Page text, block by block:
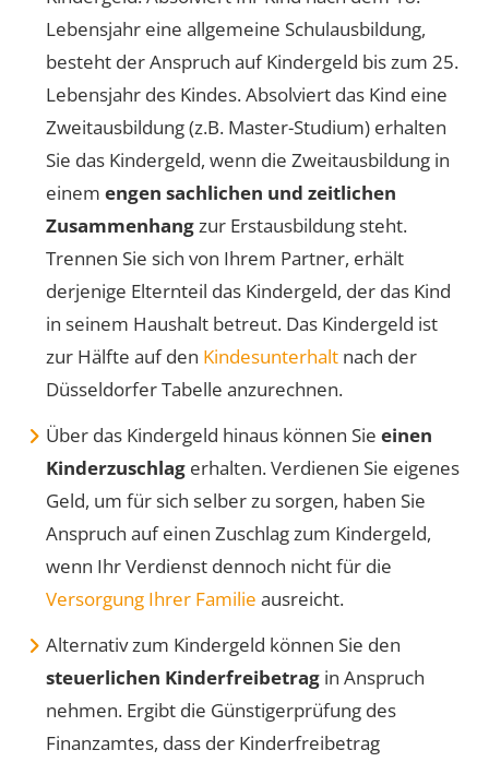
Lebensjahr eine allgemeine Schulausbildung,
besteht der Anspruch auf Kindergeld bis zum 25.
Lebensjahr des Kindes. Absolviert das Kind eine
Zweitausbildung (z.B. Master-Studium) erhalten
Sie das Kindergeld, wenn die Zweitausbildung in
einem engen sachlichen und zeitlichen
Zusammenhangzur Erstausbildung steht.
Trennen Sie sich von Ihrem Partner, erhält
derjenige Elternteil das Kindergeld, der das Kind
in seinem Haushalt betreut. Das Kindergeld ist
zur Hälfte auf den Kindesunterhalt nach der
Düsseldorfer Tabelle anzurechnen.
Über das Kindergeld hinaus können Sie einen
Kinderzuschlag erhalten. Verdienen Sie eigenes
Geld, um für sich selber zu sorgen, haben Sie
Anspruch auf einen Zuschlag zum Kindergeld,
wenn Ihr Verdienst dennoch nicht für die
Versorgung Ihrer Familie ausreicht.
Alternativ zum Kindergeld können Sie den
steuerlichen Kinderfreibetrag in Anspruch
nehmen. Ergibt die Günstigerprüfung des
Finanzamtes, dass der Kinderfreibetrag